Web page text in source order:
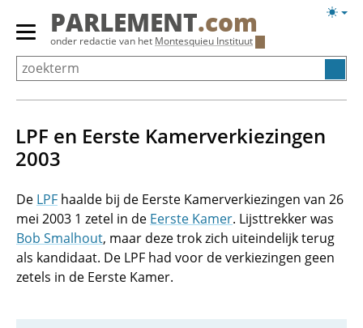
Overslaan
Primair
menu
tonen/verbergen
PARLEMENT.com
onder redactie van het Montesquieu Instituut
LPF en Eerste Kamerverkiezingen
2003
De LPF haalde bij de Eerste Kamerverkiezingen van 26
mei 2003 1 zetel in de Eerste Kamer. Lijsttrekker was
Bob Smalhout, maar deze trok zich uiteindelijk terug
als kandidaat. De LPF had voor de verkiezingen geen
zetels in de Eerste Kamer.